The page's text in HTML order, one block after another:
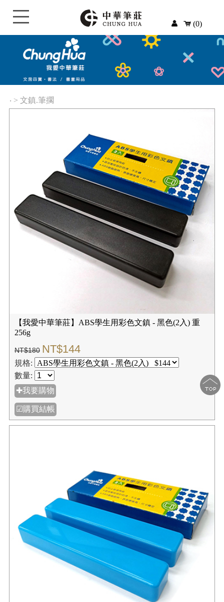
(0)
‧ > 文鎮.筆擱
【我愛中華筆莊】ABS學生用彩色文鎮 - 黑色(2入) 重
256g
NT$180 NT$144
規格:
數量:
✚我要購物
☑購買結帳